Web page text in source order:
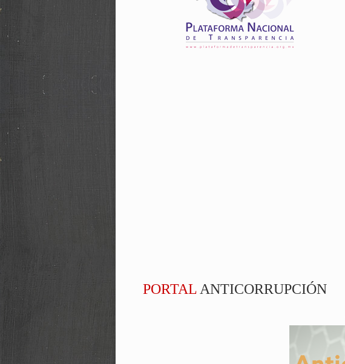
PORTAL ANTICORRUPCIÓN